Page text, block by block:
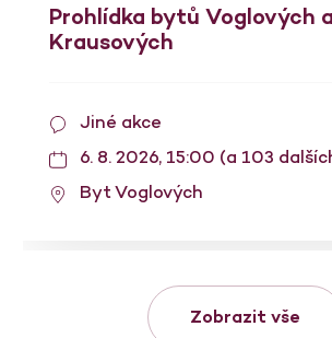
Prohlídka bytů Voglových a
Krausových
Jiné akce
6. 8. 2026, 15:00 (a 103
Byt Voglových
Zobrazit vše